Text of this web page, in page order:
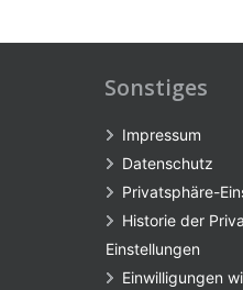
Sonstiges
Impressum
Datenschutz
Privatsphäre-
Historie der
Einstellungen
Einwilligungen